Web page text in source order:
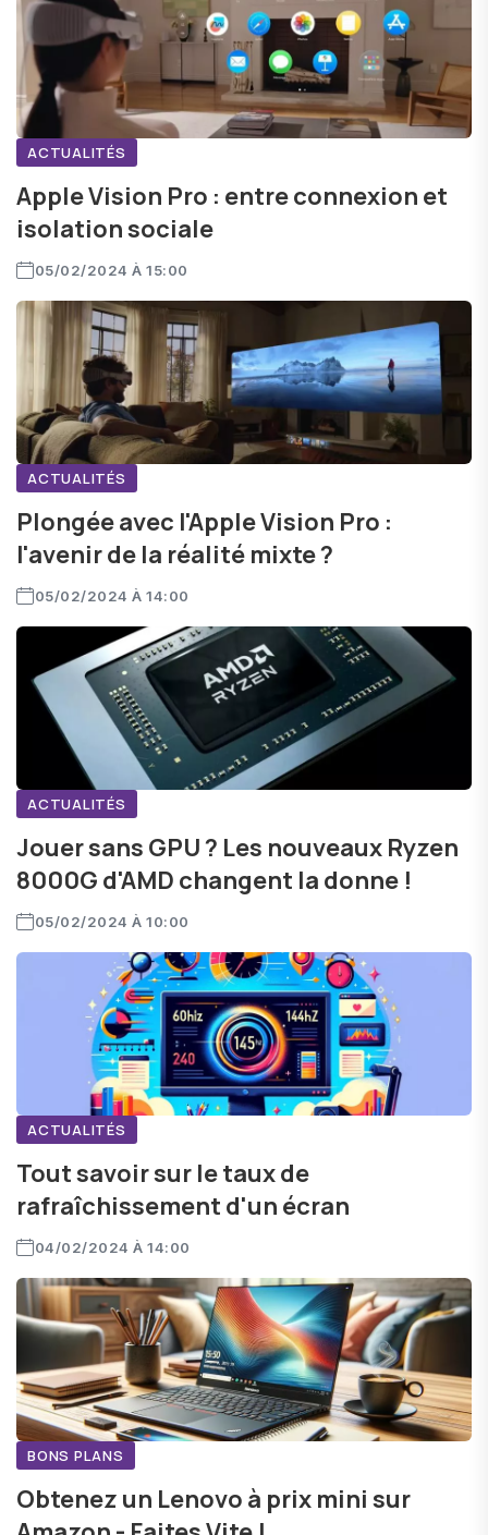
ACTUALITÉS
Apple Vision Pro : entre connexion et
isolation sociale
05/02/2024 À 15:00
ACTUALITÉS
Plongée avec l'Apple Vision Pro :
l'avenir de la réalité mixte ?
05/02/2024 À 14:00
ACTUALITÉS
Jouer sans GPU ? Les nouveaux Ryzen
8000G d'AMD changent la donne !
05/02/2024 À 10:00
ACTUALITÉS
Tout savoir sur le taux de
rafraîchissement d'un écran
04/02/2024 À 14:00
BONS PLANS
Obtenez un Lenovo à prix mini sur